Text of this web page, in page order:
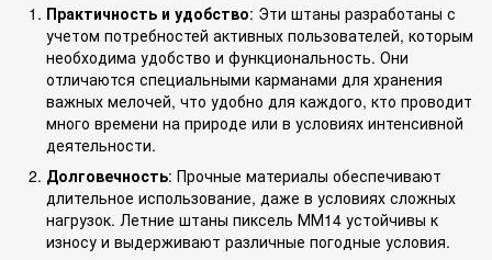
Практичность и удобство: Эти штаны разработаны с
учетом потребностей активных пользователей, которым
необходима удобство и функциональность. Они
отличаются специальными карманами для хранения
важных мелочей, что удобно для каждого, кто проводит
много времени на природе или в условиях интенсивной
деятельности.
Долговечность: Прочные материалы обеспечивают
длительное использование, даже в условиях сложных
нагрузок. Летние штаны пиксель ММ14 устойчивы к
износу и выдерживают различные погодные условия.